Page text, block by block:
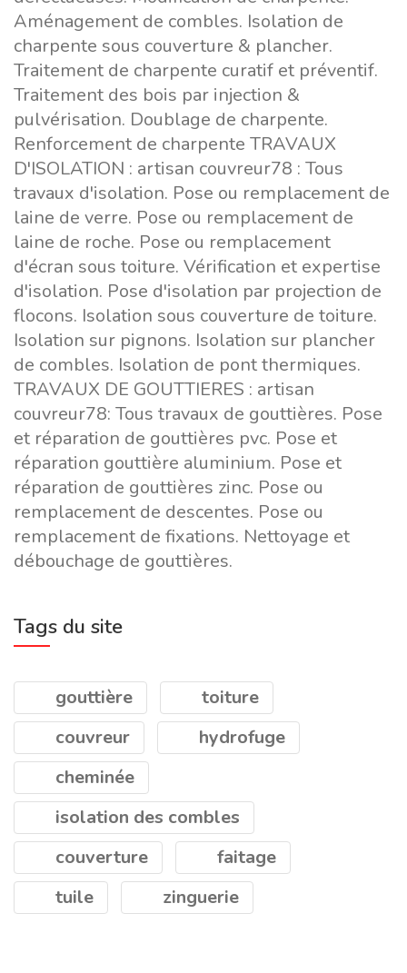
Aménagement de combles. Isolation de
charpente sous couverture & plancher.
Traitement de charpente curatif et préventif.
Traitement des bois par injection &
pulvérisation. Doublage de charpente.
Renforcement de charpente TRAVAUX
D'ISOLATION : artisan couvreur78 : Tous
travaux d'isolation. Pose ou remplacement de
laine de verre. Pose ou remplacement de
laine de roche. Pose ou remplacement
d'écran sous toiture. Vérification et expertise
d'isolation. Pose d'isolation par projection de
flocons. Isolation sous couverture de toiture.
Isolation sur pignons. Isolation sur plancher
de combles. Isolation de pont thermiques.
TRAVAUX DE GOUTTIERES : artisan
couvreur78: Tous travaux de gouttières. Pose
et réparation de gouttières pvc. Pose et
réparation gouttière aluminium. Pose et
réparation de gouttières zinc. Pose ou
remplacement de descentes. Pose ou
remplacement de fixations. Nettoyage et
débouchage de gouttières.
Tags du site
gouttière
toiture
couvreur
hydrofuge
cheminée
isolation des combles
couverture
faitage
tuile
zinguerie